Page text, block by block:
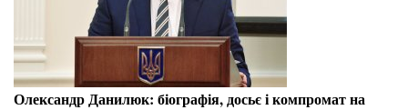
Олександр Данилюк: біографія, досьє і компромат на